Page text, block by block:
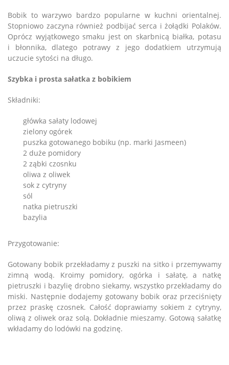
Bobik to warzywo bardzo popularne w kuchni orientalnej.
Stopniowo zaczyna również podbijać serca i żołądki Polaków.
Oprócz wyjątkowego smaku jest on skarbnicą białka, potasu
i błonnika, dlatego potrawy z jego dodatkiem utrzymują
uczucie sytości na długo.
Szybka i prosta sałatka z bobikiem
Składniki:
główka sałaty lodowej
zielony ogórek
puszka gotowanego bobiku (np. marki Jasmeen)
2 duże pomidory
2 ząbki czosnku
oliwa z oliwek
sok z cytryny
sól
natka pietruszki
bazylia
Przygotowanie:
Gotowany bobik przekładamy z puszki na sitko i przemywamy
zimną wodą. Kroimy pomidory, ogórka i sałatę, a natkę
pietruszki i bazylię drobno siekamy, wszystko przekładamy do
miski. Następnie dodajemy gotowany bobik oraz przeciśnięty
przez praskę czosnek. Całość doprawiamy sokiem z cytryny,
oliwą z oliwek oraz solą. Dokładnie mieszamy. Gotową sałatkę
wkładamy do lodówki na godzinę.